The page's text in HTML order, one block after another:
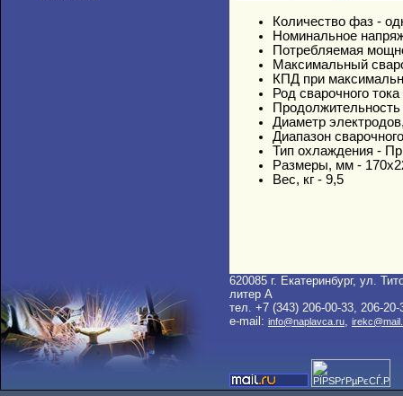
Количество фаз -
Номинальное
Потребляемая
Максимальный
КПД при
Род сварочного
Диаметр
Диапазон
Тип охлаждения -
Размеры, мм -
Вес, кг - 9,5
620085 г. Екатеринбург, ул.
литер A
тел. +7 (343) 206-00-33, 206-20-
e-mail: info@naplavca.ru,